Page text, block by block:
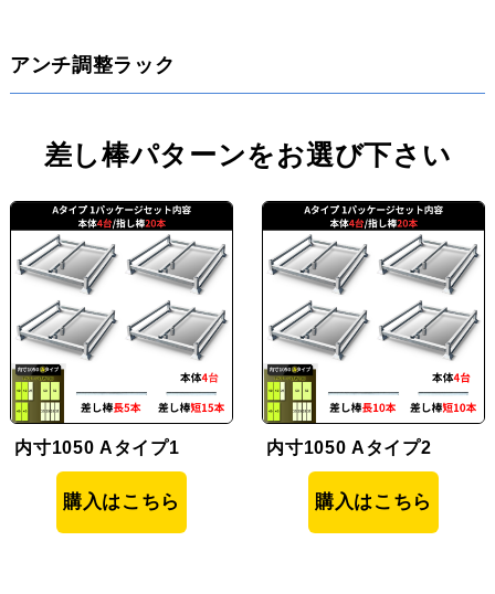
アンチ調整ラック
差し棒パターンをお選び下さい
内寸1050 Aタイプ1
購入はこちら
内寸1050 Aタイプ2
購入はこちら